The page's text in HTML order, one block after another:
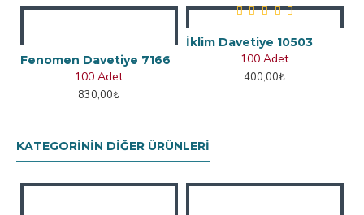
Fenomen Davetiye 7166
100 Adet
830,00₺
İklim Davetiye 10503
100 Adet
400,00₺
KATEGORININ DIĞER ÜRÜNLERI